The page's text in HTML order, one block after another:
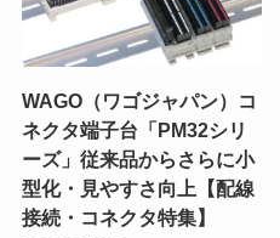
WAGO（ワゴジャパン）コ
ネクタ端子台「PM32シリ
ーズ」従来品からさらに小
型化・見やすさ向上【配線
接続・コネクタ特集】